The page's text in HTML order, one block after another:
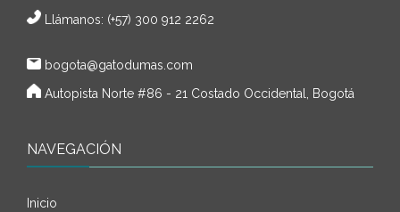
Llámanos: (+57) 300 912 2262
bogota@gatodumas.com
Autopista Norte #86 - 21 Costado Occidental, Bogotá
NAVEGACIÓN
Inicio